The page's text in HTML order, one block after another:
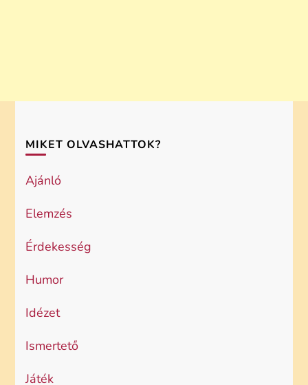
MIKET OLVASHATTOK?
Ajánló
Elemzés
Érdekesség
Humor
Idézet
Ismertető
Játék